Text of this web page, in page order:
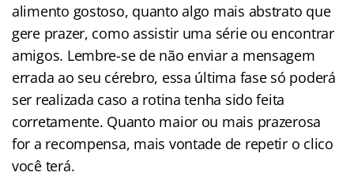
alimento gostoso, quanto algo mais abstrato que
gere prazer, como assistir uma série ou encontrar
amigos. Lembre-se de não enviar a mensagem
errada ao seu cérebro, essa última fase só poderá
ser realizada caso a rotina tenha sido feita
corretamente. Quanto maior ou mais prazerosa
for a recompensa, mais vontade de repetir o clico
você terá.